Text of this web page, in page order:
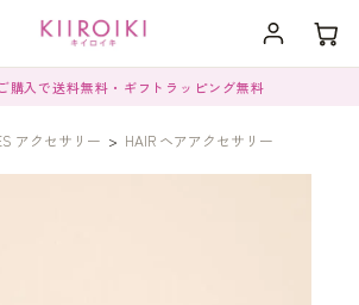
購入で送料無料・ギフトラッピング無料
アクセサリー > HAIR ヘアアクセサリー